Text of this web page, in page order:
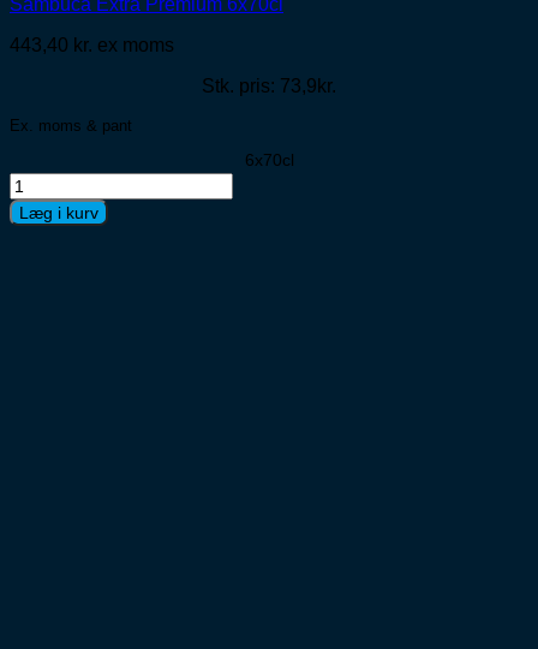
Sambuca Extra Premium 6x70cl
443,40 kr. ex moms
Stk. pris: 73,9kr.
Ex. moms & pant
6x70cl
Sambuca
Extra
Premium
Læg i kurv